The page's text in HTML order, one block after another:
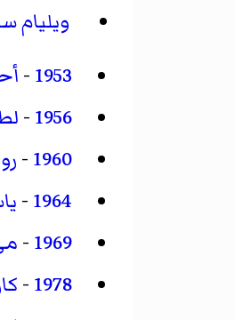
ويليام
1953
-
1956
-
1960
-
1964
-
1969
-
1978
-